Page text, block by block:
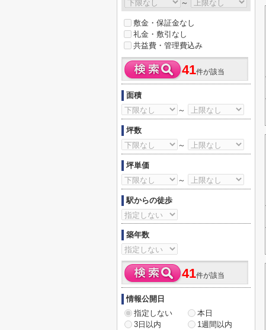
～
敷金・保証金なし
礼金・敷引なし
共益費・管理費込み
41件が該当
面積
～
坪数
～
坪単価
～
駅からの徒歩
築年数
41件が該当
情報公開日
指定しない
本日
3日以内
1週間以内